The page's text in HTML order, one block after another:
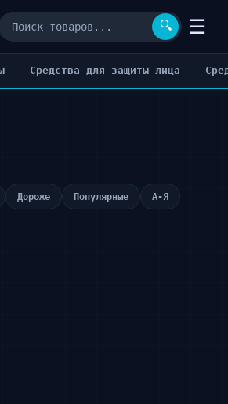
🔍 ☰
Cредства для защиты лица
Дороже Популярные А-Я